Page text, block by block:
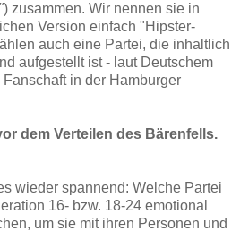
) zusammen. Wir nennen sie in
Version einfach "Hipster-
auch eine Partei, die inhaltlich
aufgestellt ist - laut Deutschem
in der Hamburger
dem Verteilen des Bärenfells.
wieder spannend: Welche Partei
16- bzw. 18-24 emotional
um sie mit ihren Personen und